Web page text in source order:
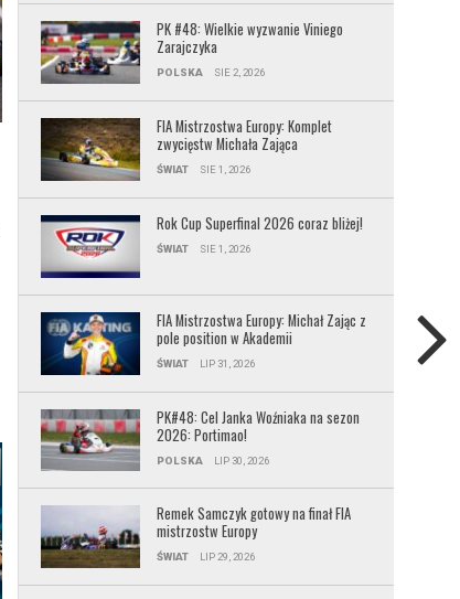
PK #48: Wielkie wyzwanie Viniego
Zarajczyka
POLSKA SIE 2, 2026
FIA Mistrzostwa Europy: Komplet
zwycięstw Michała Zająca
ŚWIAT SIE 1, 2026
Rok Cup Superfinal 2026 coraz bliżej!
ŚWIAT SIE 1, 2026
FIA Mistrzostwa Europy: Michał Zając z
pole position w Akademii
ŚWIAT LIP 31, 2026
PK#48: Cel Janka Woźniaka na sezon
2026: Portimao!
POLSKA LIP 30, 2026
Remek Samczyk gotowy na finał FIA
mistrzostw Europy
ŚWIAT LIP 29, 2026